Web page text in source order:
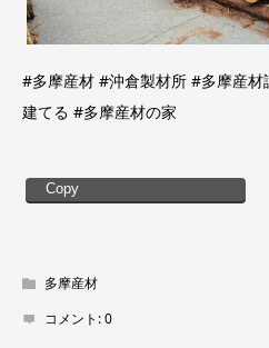
#多摩産材 #沖倉製材所 #多摩産
建てる #多摩産材の家
Copy
多摩産材
コメント:0